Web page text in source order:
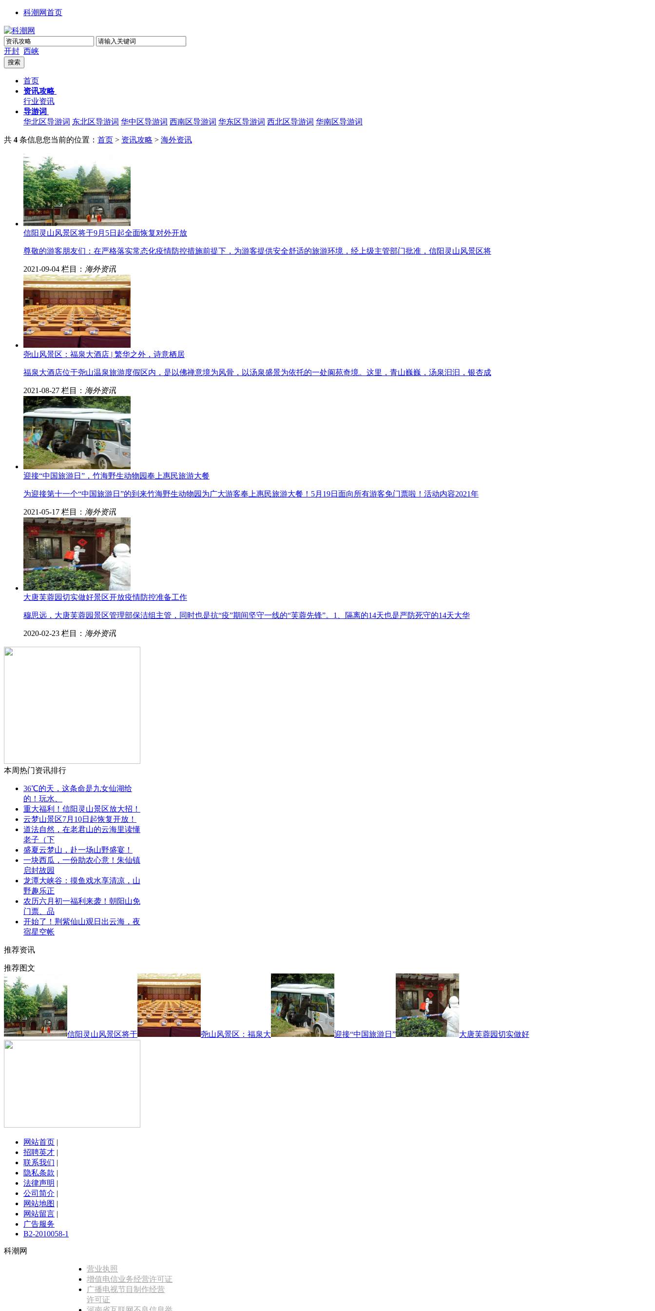
科潮网首页
开封 西峡
首页
资讯攻略
行业资讯
导游词
华北区导游词 东北区导游词 华中区导游词 西南区导游词 华东区导游词 西北区导游词 华南区导游词
共 4 条信息您当前的位置： 首页 > 资讯攻略 > 海外资讯
信阳灵山风景区将于9月5日起全面恢复对外开放
尊敬的游客朋友们：在严格落实常态化疫情防控措施前提下，为游客提供安全舒适的旅游环境，经上级主管部门批准，信阳灵山风景区将
2021-09-04 栏目： 海外资讯
尧山风景区：福泉大酒店 | 繁华之外，诗意栖居
福泉大酒店位于尧山温泉旅游度假区内，是以佛禅意境为风骨，以汤泉盛景为依托的一处阆苑奇境。这里，青山巍巍，汤泉汩汩，银杏成
2021-08-27 栏目： 海外资讯
迎接“中国旅游日”，竹海野生动物园奉上惠民旅游大餐
为迎接第十一个“中国旅游日”的到来竹海野生动物园为广大游客奉上惠民旅游大餐！5月19日面向所有游客免门票啦！活动内容2021年
2021-05-17 栏目： 海外资讯
大唐芙蓉园切实做好景区开放疫情防控准备工作
穆思远，大唐芙蓉园景区管理部保洁组主管，同时也是抗“疫”期间坚守一线的“芙蓉先锋”。1、隔离的14天也是严防死守的14天大华
2020-02-23 栏目： 海外资讯
本周热门资讯排行
36℃的天，这条命是九女仙湖给
的！玩水、
重大福利！信阳灵山景区放大招！
云梦山景区7月10日起恢复开放！
道法自然，在老君山的云海里读懂
老子（下
盛夏云梦山，赴一场山野盛宴！
一块西瓜，一份助农心意！朱仙镇
启封故园
龙潭大峡谷：摸鱼戏水享清凉，山
野趣乐正
农历六月初一福利来袭！朝阳山免
门票、品
开始了！荆紫仙山观日出云海，夜
宿星空帐
推荐资讯
推荐图文
信阳灵山风景区将于 尧山风景区：福泉大 迎接“中国旅游日” 大唐芙蓉园切实做好
网站首页 |
招聘英才 |
联系我们 |
隐私条款 |
法律声明 |
公司简介 |
网站地图 |
网站留言 |
广告服务
B2-2010058-1
科潮网
营业执照
增值电信业务经营许可证
广播电视节目制作经营
许可证